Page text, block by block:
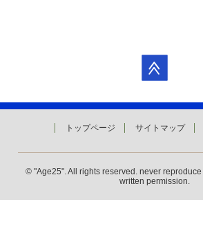
トップページ サイトマップ
© "Age25". All rights reserved. never
written permission.